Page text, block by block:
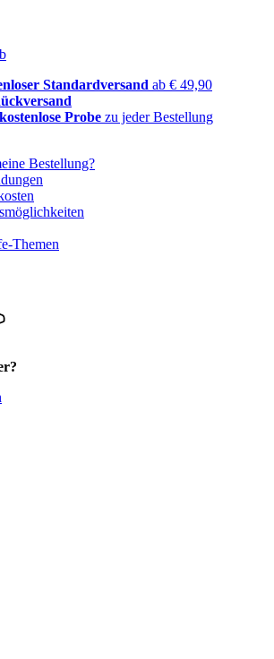
Standardversand ab € 49,90
Probe zu jeder Bestellung
Bestellung?
Themen